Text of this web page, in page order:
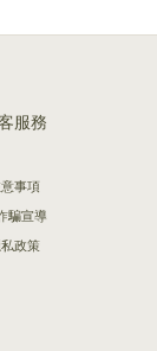
服務
事項
騙宣導
政策